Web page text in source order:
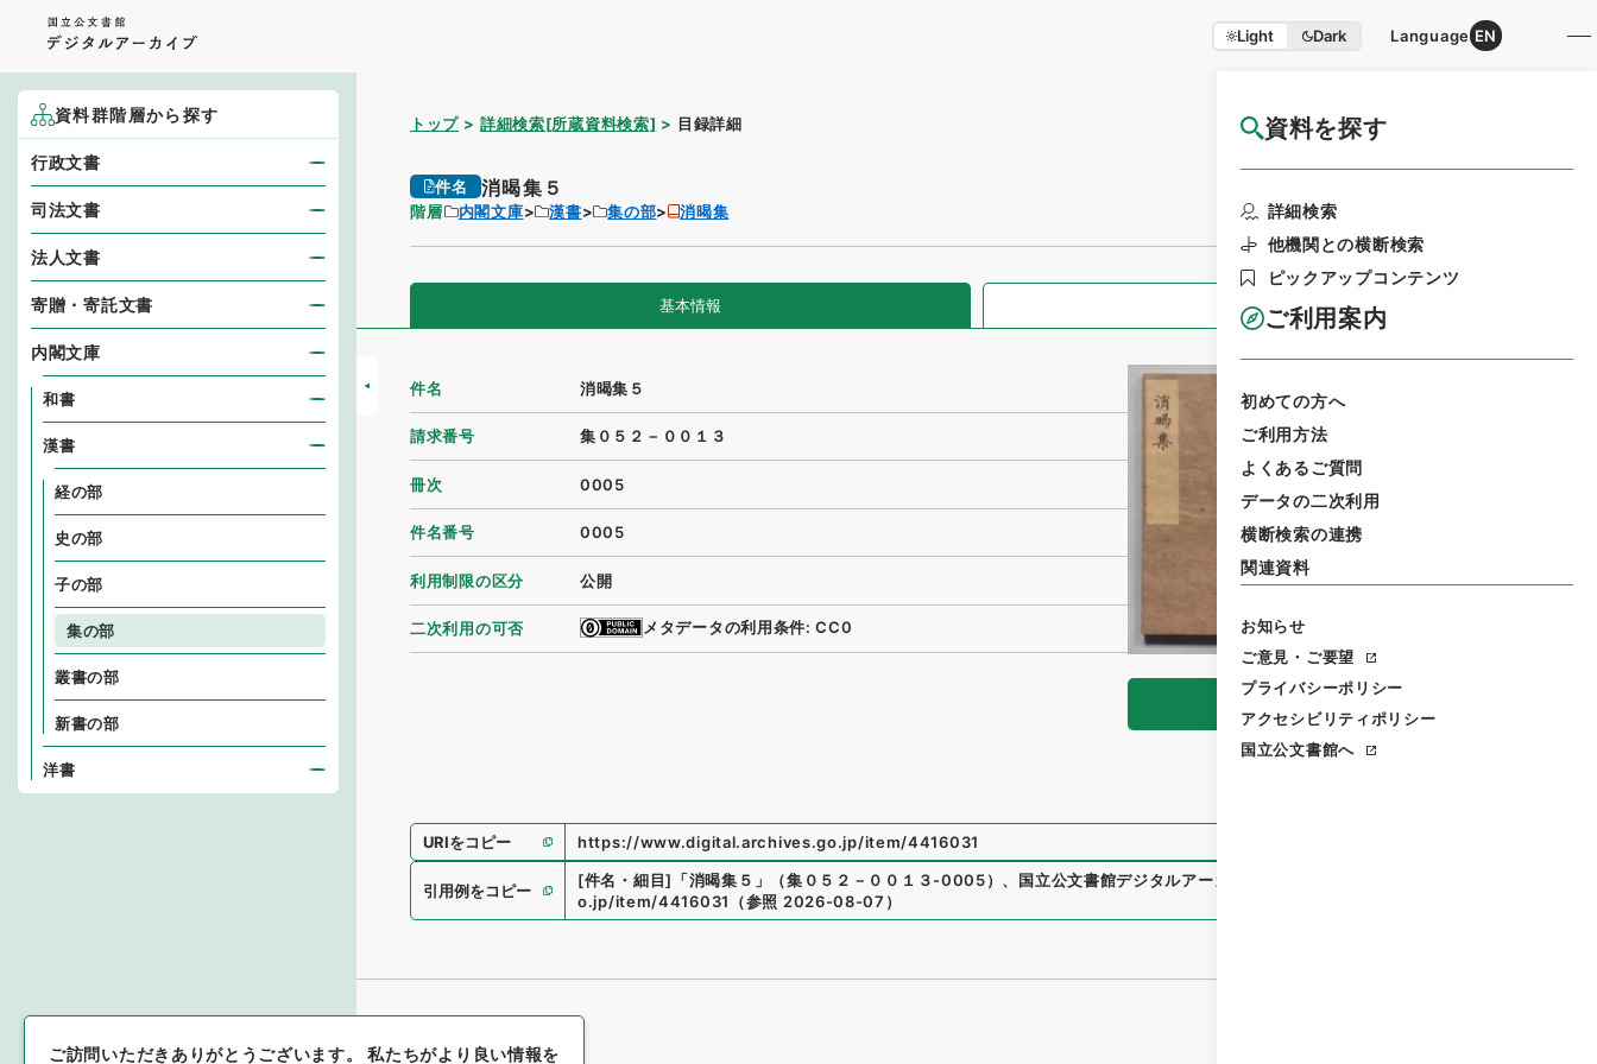
Light Dark Language EN
資料を探す
詳細検索
他機関との横断検索
ピックアップコンテンツ
ご利用案内
初めての方へ
ご利用方法
よくあるご質問
データの二次利用
横断検索の連携
関連資料
お知らせ
ご意見・ご要望
プライバシーポリシー
アクセシビリティポリシー
国立公文書館へ
トップ 詳細検索[所蔵資料検索] 目録詳細 国立公文書館HP利用案内
件名 消暍集５
階層 内閣文庫 漢書 集の部 消暍集
基本情報 全ての情報
件名 消暍集５
請求番号 集０５２－００１３
冊次 0005
件名番号 0005
利用制限の区分 公開
二次利用の可否 メタデータの利用条件: CC0
URIをコピー https://www.digital.archives.go.jp/item/4416031
引用例をコピー
[件名・細目] 「消暍集５ 」 （集０５２－００１３-0005） 、 国立公文書館デジタルアーカイブ
o.jp/item/4416031
（参照 2026-08-07 ）
資料群階層から探す
行政文書
司法文書
法人文書
寄贈・寄託文書
内閣文庫
和書
漢書
経の部
史の部
子の部
集の部
叢書の部
新書の部
洋書
ご訪問いただきありがとうございます。私たちがより良い情報を